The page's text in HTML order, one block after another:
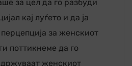
за цел да го разбуди
кај луѓето и да ја
за женскиот
поттикнеме да го
женскиот